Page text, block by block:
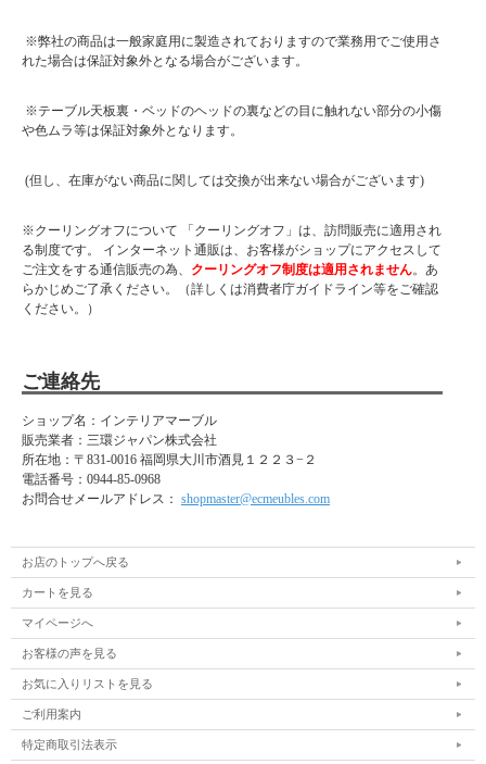
※弊社の商品は一般家庭用に製造されておりますので業務用でご使用さ
れた場合は保証対象外となる場合がございます。
※テーブル天板裏・ベッドのヘッドの裏などの目に触れない部分の小傷
や色ムラ等は保証対象外となります。
(但し、在庫がない商品に関しては交換が出来ない場合がございます)
※クーリングオフについて 「クーリングオフ」は、訪問販売に適用され
る制度です。 インターネット通販は、お客様がショップにアクセスして
ご注文をする通信販売の為、 クーリングオフ制度は適用されません。あ
らかじめご了承ください。（詳しくは消費者庁ガイドライン等をご確認
ください。）
ご連絡先
ショップ名：インテリアマーブル
販売業者：三環ジャパン株式会社
所在地： 〒831-0016 福岡県大川市酒見１２２３−２
電話番号： 0944-85-0968
お問合せメールアドレス： shopmaster@ecmeubles.com
お店のトップへ戻る
カートを見る
マイページへ
お客様の声を見る
お気に入りリストを見る
ご利用案内
特定商取引法表示